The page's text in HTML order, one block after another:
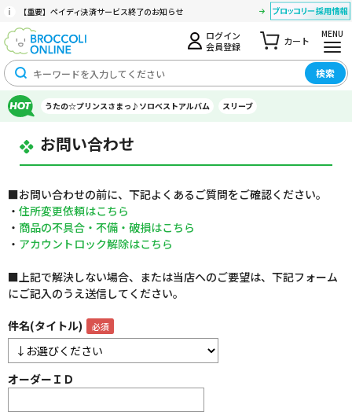
【重要】ペイディ決済サービス終了のお知らせ
ログイン
会員登録
カート
MENU
検索
うたの☆プリンスさまっ♪ソロベストアルバム スリーブ
お問い合わせ
■お問い合わせの前に、下記よくあるご質問をご確認ください。
・ 住所変更依頼はこちら
・ 商品の不具合・不備・破損はこちら
・ アカウントロック解除はこちら
■上記で解決しない場合、または当店へのご要望は、下記フォーム
にご記入のうえ送信してください。
件名(タイトル)
オーダーＩＤ